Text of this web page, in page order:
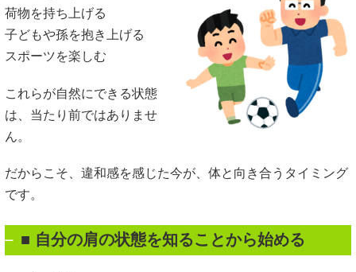
荷物を持ち上げる
子どもや孫を抱き上げる
スポーツを楽しむ
これらが自然にできる状態
は、当たり前ではありませ
ん。
だからこそ、違和感を感じた今が、体と向き合うタイミング
です。
■ 自分の肩の状態を知ることから始める